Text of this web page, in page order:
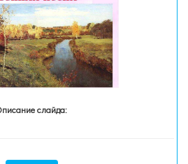
слайда: